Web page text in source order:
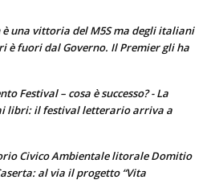
una vittoria del M5S ma degli italiani
è fuori dal Governo. Il Premier gli ha
Festival – cosa è successo? - La
libri: il festival letterario arriva a
Civico Ambientale litorale Domitio
al via il progetto “Vita